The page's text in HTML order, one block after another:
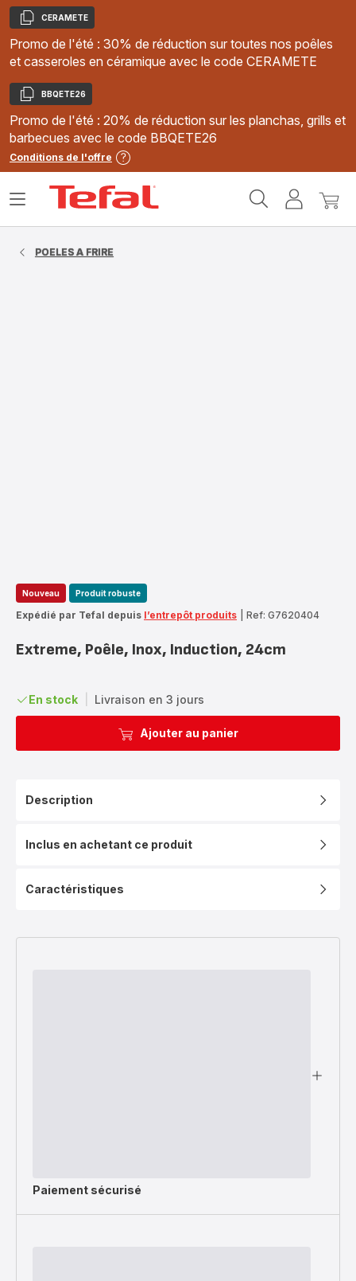
Copier
CERAMETE
Promo de l'été : 30% de réduction sur toutes nos poêles
et casseroles en céramique avec le code CERAMETE
Copier
BBQETE26
Promo de l'été : 20% de réduction sur les planchas, grills et
barbecues avec le code BBQETE26
Conditions de l'offre
MonMon
Ouvrir
POELES A FRIRE
Nouveau Produit robuste
Expédié par Tefal depuis l’entrepôt produits Ref: G7620404
Extreme, Poêle, Inox, Induction, 24cm
En stock Livraison en 3 jours
Ajouter au panier
Description
Inclus en achetant ce produit
Caractéristiques
Paiement sécurisé